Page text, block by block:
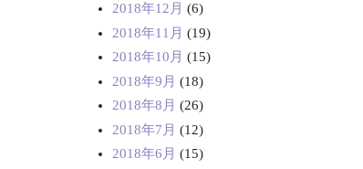
2018年12月 (6)
2018年11月 (19)
2018年10月 (15)
2018年9月 (18)
2018年8月 (26)
2018年7月 (12)
2018年6月 (15)